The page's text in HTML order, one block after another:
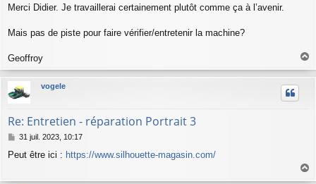
s
a
Merci Didier. Je travaillerai certainement plutôt comme ça à l’avenir.
Mais pas de piste pour faire vérifier/entretenir la machine?
Geoffroy
a
u
vogele
Re: Entretien - réparation Portrait 3
M
s
31 juil. 2023, 10:17
Peut être ici : https://www.silhouette-magasin.com/